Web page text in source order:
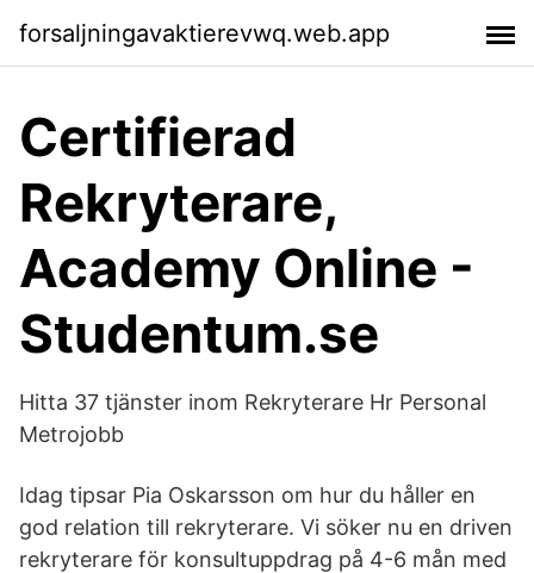
forsaljningavaktierevwq.web.app
Certifierad
Rekryterare,
Academy Online -
Studentum.se
Hitta 37 tjänster inom Rekryterare Hr Personal
Metrojobb
Idag tipsar Pia Oskarsson om hur du håller en
god relation till rekryterare. Vi söker nu en driven
rekryterare för konsultuppdrag på 4-6 mån med